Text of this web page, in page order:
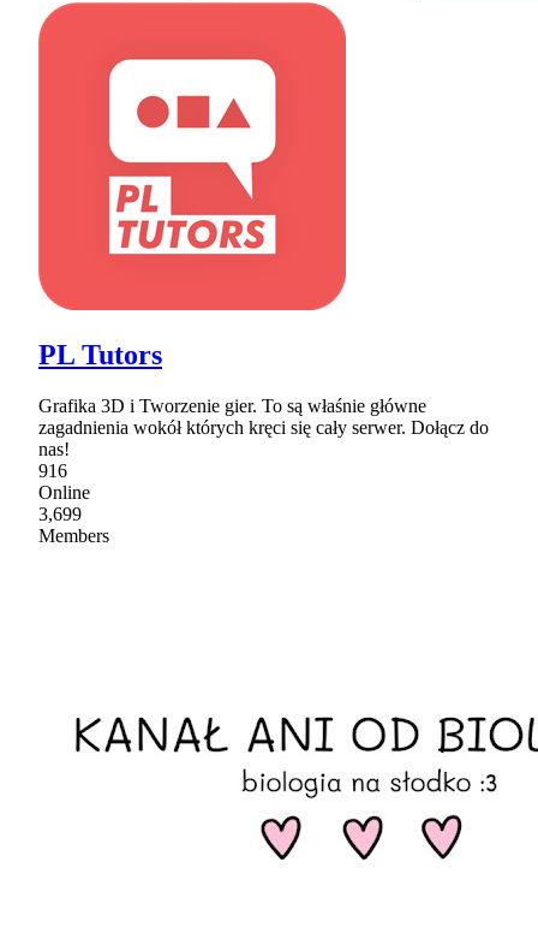
PL Tutors
Grafika 3D i Tworzenie gier. To są właśnie główne
zagadnienia wokół których kręci się cały serwer. Dołącz do
nas!
916
Online
3,699
Members